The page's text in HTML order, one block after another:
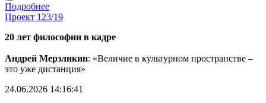
Подробнее
Проект 123/19
20 лет философии в кадре
Андрей Мерзликин: «Величие в культурном пространстве –
это уже дистанция»
24.06.2026 14:16:41